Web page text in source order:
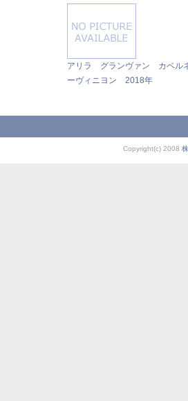
アリラ グランヴァン カベル
ーヴィニヨン 2018年
Copyright(c) 2008